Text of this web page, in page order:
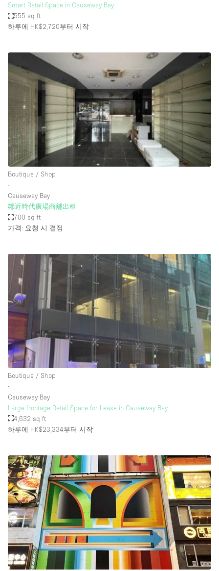
Electricity
Elevator
Furniture
Garden
Garment Rack
Ground Floor
Handicap Accessible
Haussmann Style
Heating
Industrial
Internet
Kitchen
Large Door Entrance
Liquor Licence
Living Space
Office Equipment
Private Parking
Raw
Rooftop / Terrace
Security System
Smoking Area
Sound & Video Equipment
Soundproof
Street Level
Stunning View
Terrace
Toilets
Water Access
Whitebox / Minimal
Window Display
Smart Retail Space in Causeway Bay
555 sq ft
하루에 HK$2,720부터 시작
Boutique / Shop
∙
Causeway Bay
鄰近時代廣場商舖出租
700 sq ft
가격: 요청 시 결정
Boutique / Shop
∙
Causeway Bay
Large frontage Retail Space for Lease in Causeway Bay
4,632 sq ft
하루에 HK$23,334부터 시작